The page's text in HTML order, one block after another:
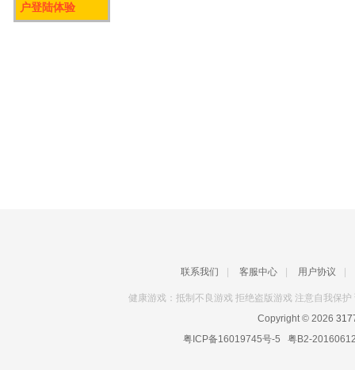
联系我们 客服中心 用户协议
健康游戏：抵制不良游戏 拒绝盗版游戏 注意自我保
Copyright © 2026
粤ICP备16019745号-5 粤B2-
户登陆体验